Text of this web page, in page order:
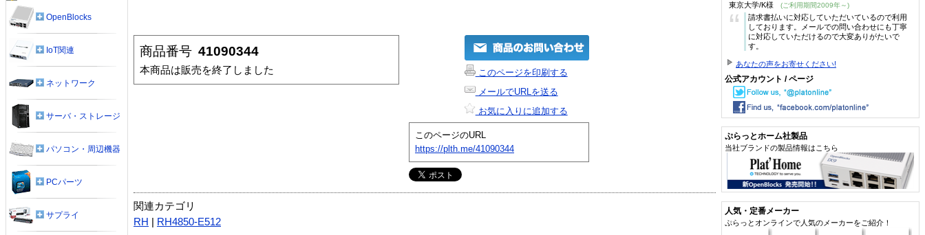
商品番号 41090344
本商品は販売を終了しました
このページを印刷する
メールでURLを送る
お気に入りに追加する
このページのURL
https://plth.me/41090344
関連カテゴリ
RH
RH4850-E512
OpenBlocks
IoT関連
ネットワーク
サーバ・ストレージ
パソコン・周辺機器
PCパーツ
サプライ
東京大学/K様 (ご利用期間2009年～)
“
請求書払いに対応していただいているので利用
しております。メールでの問い合わせにも丁寧
に対応していただけるので大変ありがたいで
す。
あなたの声をお寄せください!
公式アカウント / ページ
ぷらっとホーム社製品
当社ブランドの製品情報はこちら
人気・定番メーカー
ぷらっとオンラインで人気のメーカーをご紹介！